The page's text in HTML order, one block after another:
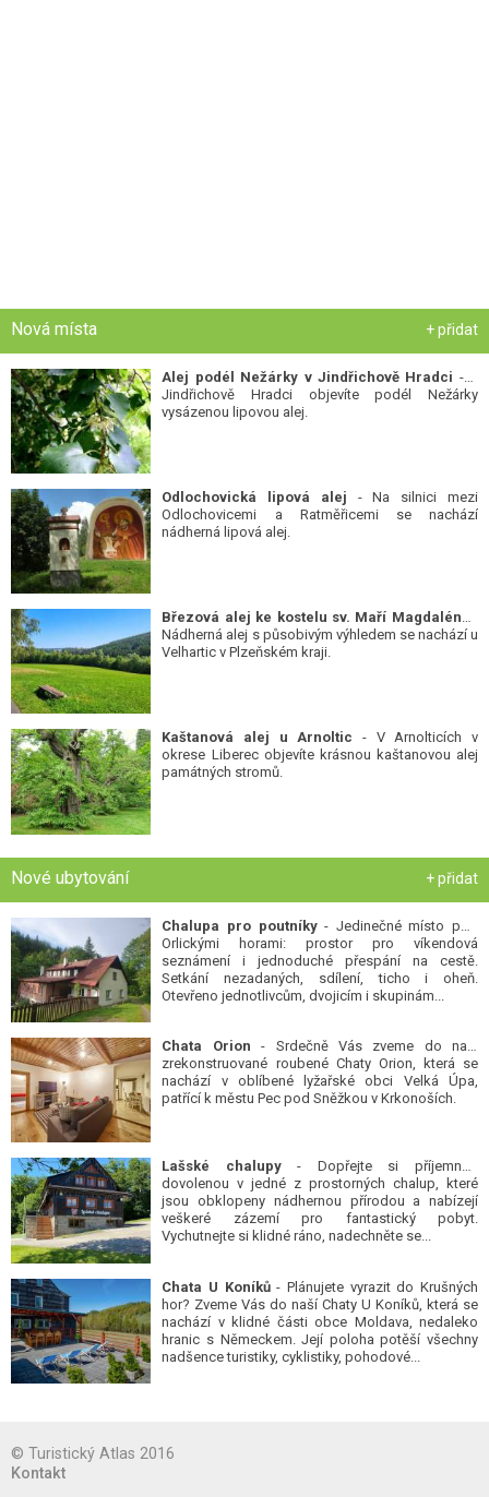
Nová místa + přidat
Alej podél Nežárky v Jindřichově Hradci - V
Jindřichově Hradci objevíte podél Nežárky
vysázenou lipovou alej.
Odlochovická lipová alej - Na silnici mezi
Odlochovicemi a Ratměřicemi se nachází
nádherná lipová alej.
Březová alej ke kostelu sv. Maří Magdalény-
Nádherná alej s působivým výhledem se nachází u
Velhartic v Plzeňském kraji.
Kaštanová alej u Arnoltic - V Arnolticích v
okrese Liberec objevíte krásnou kaštanovou alej
památných stromů.
Nové ubytování + přidat
Chalupa pro poutníky- Jedinečné místo pod
Orlickými horami: prostor pro víkendová
seznámení i jednoduché přespání na cestě.
Setkání nezadaných, sdílení, ticho i oheň.
Otevřeno jednotlivcům, dvojicím i skupinám...
Chata Orion - Srdečně Vás zveme do naší
zrekonstruované roubené Chaty Orion, která se
nachází v oblíbené lyžařské obci Velká Úpa,
patřící k městu Pec pod Sněžkou v Krkonoších.
Lašské chalupy- Dopřejte si příjemnou
dovolenou v jedné z prostorných chalup, které
jsou obklopeny nádhernou přírodou a nabízejí
veškeré zázemí pro fantastický pobyt.
Vychutnejte si klidné ráno, nadechněte se...
Chata U Koníků- Plánujete vyrazit do Krušných
hor? Zveme Vás do naší Chaty U Koníků, která se
nachází v klidné části obce Moldava, nedaleko
hranic s Německem. Její poloha potěší všechny
nadšence turistiky, cyklistiky, pohodové...
© Turistický Atlas 2016
Kontakt